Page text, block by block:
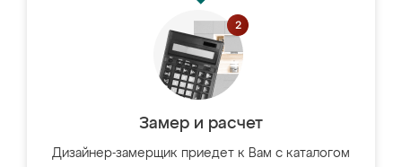
Замер и расчет
Дизайнер-замерщик приедет к Вам с каталогом